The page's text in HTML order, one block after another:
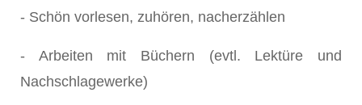
- Schön vorlesen, zuhören, nacherzählen
- Arbeiten mit Büchern (evtl. Lektüre und
Nachschlagewerke)